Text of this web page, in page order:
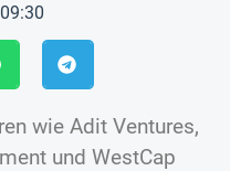
wie Adit Ventures,
und WestCap